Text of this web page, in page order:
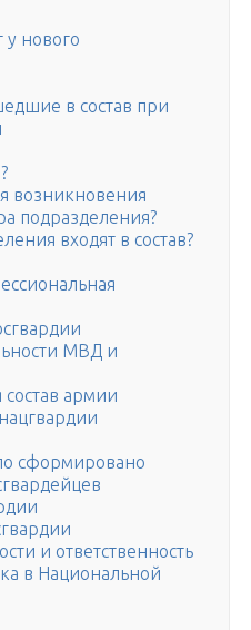
у нового
в состав при
возникновения
подразделения?
входят в состав?
МВД и
армии
сформировано
и ответственность
в Национальной